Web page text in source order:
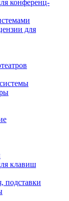
конференц-
для
клавиш
подставки